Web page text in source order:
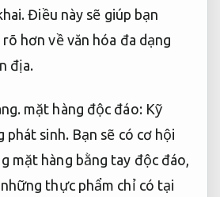
Điều này sẽ giúp bạn
hơn về văn hóa đa dạng
địa.
mặt hàng độc đáo: Kỹ
phát sinh.Bạn sẽ có cơ hội
mặt hàng bằng tay độc đáo,
những thực phẩm chỉ có tại